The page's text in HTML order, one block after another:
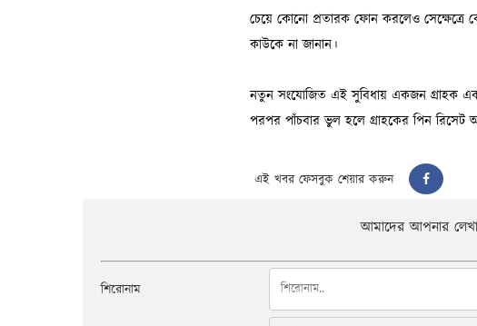
এই খবর ফেসবুক শেয়ার করুন
আমাদের আপনার
শিরোনাম